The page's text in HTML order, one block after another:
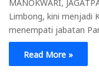
Limbong, kini menjadi
menempati jabatan
Read More »